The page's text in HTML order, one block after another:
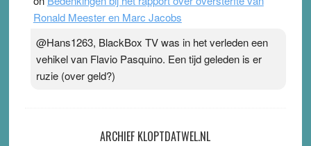
Ronald Meester en Marc Jacobs
@Hans1263, BlackBox TV was in het verleden een
vehikel van Flavio Pasquino. Een tijd geleden is er
ruzie (over geld?)
ARCHIEF KLOPTDATWEL.NL